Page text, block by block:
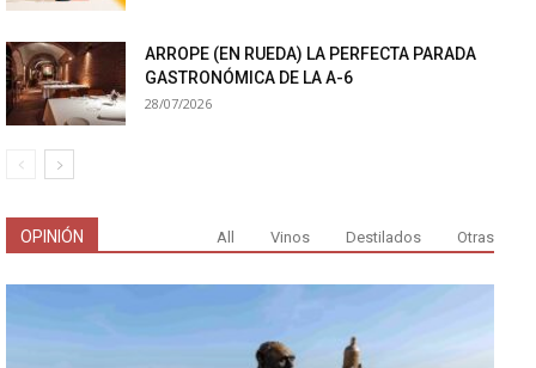
ARROPE (EN RUEDA) LA PERFECTA PARADA
GASTRONÓMICA DE LA A-6
28/07/2026
OPINIÓN All Vinos Destilados Otras